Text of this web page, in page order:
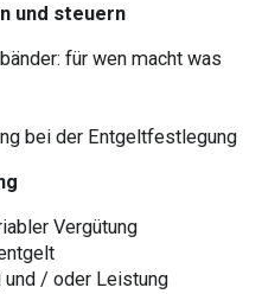
und steuern
für wen macht was
bei der Entgeltfestlegung
Vergütung
und / oder Leistung